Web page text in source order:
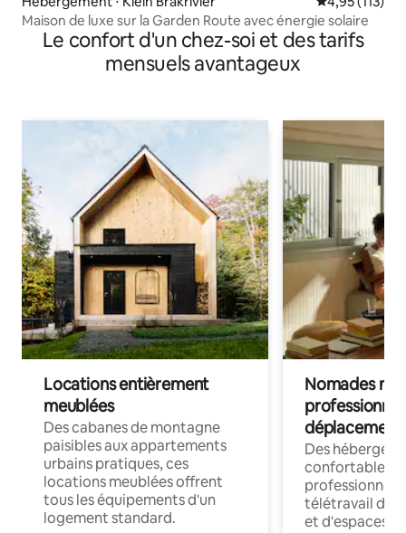
Maison de luxe sur la Garden Route avec énergie solaire
Le confort d'un chez-soi et des tarifs
mensuels avantageux
Locations entièrement
meublées
Des cabanes de montagne
paisibles aux appartements
urbains pratiques, ces
locations meublées offrent
tous les équipements d'un
logement standard.
Nomades
déplacement
Des
confortables
professionnels
télétravail
et d'espaces